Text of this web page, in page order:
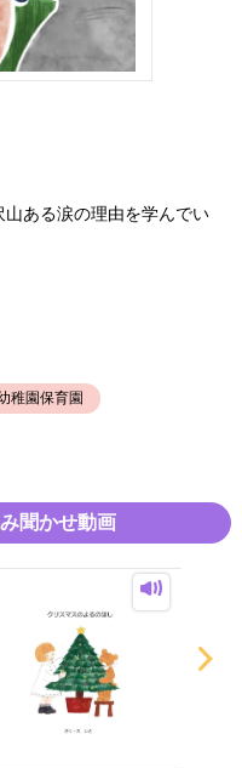
ある涙の理由を学んでい
稚園保育園
聞かせ動画